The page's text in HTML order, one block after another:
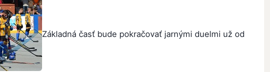
Základná časť bude pokračovať jarnými duelmi už od